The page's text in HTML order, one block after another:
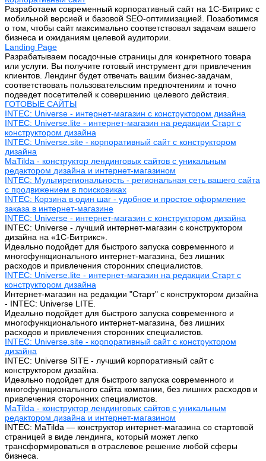
Разработаем современный корпоративный сайт на 1С-Битрикс с
мобильной версией и базовой SEO-оптимизацией. Позаботимся
о том, чтобы сайт максимально соответствовал задачам вашего
бизнеса и ожиданиям целевой аудитории.
Landing Page
Разрабатываем посадочные страницы для конкретного товара
или услуги. Вы получите готовый инструмент для привлечения
клиентов. Лендинг будет отвечать вашим бизнес-задачам,
соответствовать пользовательским предпочтениям и точно
подведет посетителей к совершению целевого действия.
ГОТОВЫЕ САЙТЫ
INTEC: Universe - интернет-магазин с конструктором дизайна
INTEC: Universe.lite - интернет-магазин на редакции Старт с
конструктором дизайна
INTEC: Universe.site - корпоративный сайт с конструктором
дизайна
MaTilda - конструктор лендинговых сайтов с уникальным
редактором дизайна и интернет-магазином
INTEC: Мультирегиональность - региональная сеть вашего сайта
с продвижением в поисковиках
INTEC: Корзина в один шаг - удобное и простое оформление
заказа в интернет-магазине
INTEC: Universe - интернет-магазин с конструктором дизайна
INTEC: Universe - лучший интернет-магазин с конструктором
дизайна на «1C-Битрикс».
Идеально подойдет для быстрого запуска современного и
многофункционального интернет-магазина, без лишних
расходов и привлечения сторонних специалистов.
INTEC: Universe.lite - интернет-магазин на редакции Старт с
конструктором дизайна
Интернет-магазин на редакции "Старт" с конструктором дизайна
- INTEC: Universe LITE.
Идеально подойдет для быстрого запуска современного и
многофункционального интернет-магазина, без лишних
расходов и привлечения сторонних специалистов.
INTEC: Universe.site - корпоративный сайт с конструктором
дизайна
INTEC: Universe SITE - лучший корпоративный сайт с
конструктором дизайна.
Идеально подойдет для быстрого запуска современного и
многофункционального сайта компании, без лишних расходов и
привлечения сторонних специалистов.
MaTilda - конструктор лендинговых сайтов с уникальным
редактором дизайна и интернет-магазином
INTEC: MaTilda — конструктор интернет-магазина со стартовой
страницей в виде лендинга, который может легко
трансформироваться в отраслевое решение любой сферы
бизнеса.